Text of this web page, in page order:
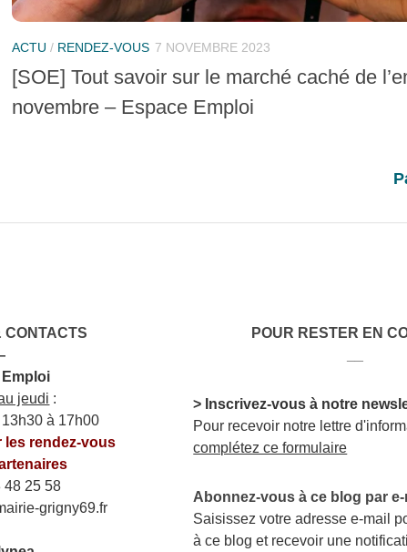
ACTU / RENDEZ-VOUS 7 NOVEMBRE 2023
[SOE] Tout savoir sur le marché caché de
novembre – Espace Emploi
CONTACTS
Emploi
jeudi :
à 17h00
les rendez-vous
48 25 58
grigny69.fr
POUR RESTER EN
> Inscrivez-vous à notre
Pour recevoir notre lettre
complétez ce formulaire
Abonnez-vous à ce blog par e-
Saisissez votre adresse e-mail
à ce blog et recevoir une